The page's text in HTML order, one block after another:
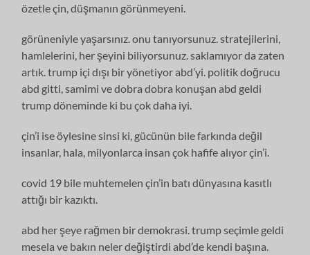
özetle çin, düşmanın görünmeyeni.
görüneniyle yaşarsınız. onu tanıyorsunuz. stratejilerini,
hamlelerini, her şeyini biliyorsunuz. saklamıyor da zaten
artık. trump içi dışı bir yönetiyor abd’yi. politik doğrucu
abd gitti, samimi ve dobra dobra konuşan abd geldi
trump döneminde ki bu çok daha iyi.
çin’i ise öylesine sinsi ki, gücünün bile farkında değil
insanlar, hala, milyonlarca insan çok hafife alıyor çin’i.
covid 19 bile muhtemelen çin’in batı dünyasına kasıtlı
attığı bir kazıktı.
abd her şeye rağmen bir demokrasi. trump seçimle geldi
mesela ve bakın neler değiştirdi abd’de kendi başına.